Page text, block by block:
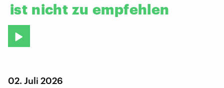
ist nicht zu empfehlen
02. Juli 2026